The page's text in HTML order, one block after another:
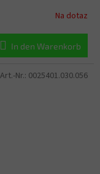
Na dotaz
In den Warenkorb
Art.-Nr.: 0025401.030.056